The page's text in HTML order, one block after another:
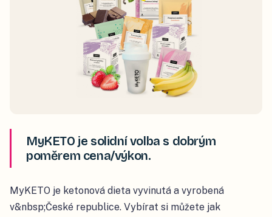
MyKETO je solidní volba s dobrým
poměrem cena/výkon.
MyKETO je ketonová dieta vyvinutá a vyrobená
v&nbsp;České republice. Vybírat si můžete jak